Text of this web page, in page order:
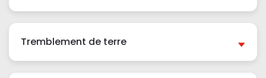
Tremblement de terre